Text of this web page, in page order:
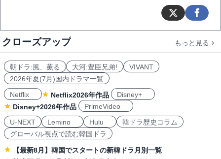
クローズアップ もっと見る
朝ドラ:風、薫る 大河:豊臣兄弟!
VIVANT
2026年夏(7月)国内ドラマ一覧
Netflix
Netflix2026年作品
Disney+
Disney+2026年作品
PrimeVideo
U-NEXT
Lemino Hulu
韓ドラ歴史コラム
グローバル視点で読む韓国ドラ
【最新8月】韓国でスタートの新韓ドラ月別一覧